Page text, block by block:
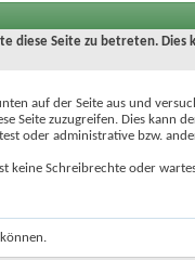
diese Seite zu betreten. Dies
auf der Seite aus und
Seite zuzugreifen. Dies kann
oder administrative bzw.
keine Schreibrechte oder